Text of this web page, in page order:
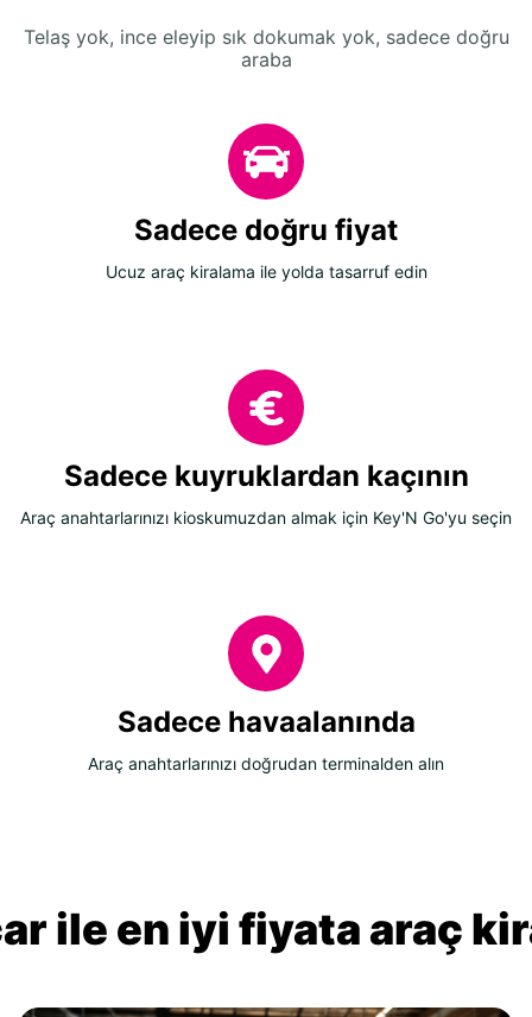
Telaş yok, ince eleyip sık dokumak yok, sadece doğru
araba
Sadece doğru fiyat
Ucuz araç kiralama ile yolda tasarruf edin
Sadece kuyruklardan kaçının
Araç anahtarlarınızı kioskumuzdan almak için Key'N Go'yu seçin
Sadece havaalanında
Araç anahtarlarınızı doğrudan terminalden alın
ile en iyi fiyata araç